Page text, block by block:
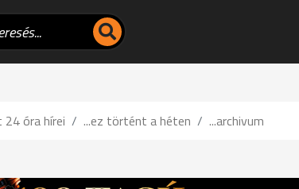
24 óra hírei ...ez történt a héten ...archivum